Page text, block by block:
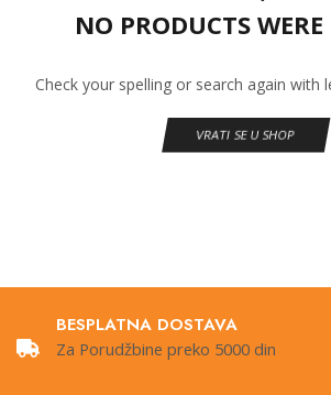
NO PRODUCTS
Check your spelling or search again with
VRATI SE U SHOP
BESPLATNA DOSTAVA
Za Porudžbine preko 5000 din